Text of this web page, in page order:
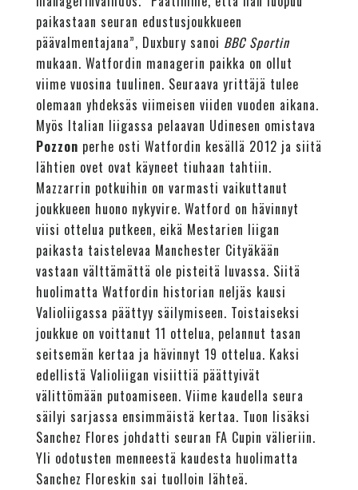
paikastaan seuran edustusjoukkueen
päävalmentajana”, Duxbury sanoi BBC Sportin
mukaan. Watfordin managerin paikka on ollut
viime vuosina tuulinen. Seuraava yrittäjä tulee
olemaan yhdeksäs viimeisen viiden vuoden aikana.
Myös Italian liigassa pelaavan Udinesen omistava
Pozzon perhe osti Watfordin kesällä 2012 ja siitä
lähtien ovet ovat käyneet tiuhaan tahtiin.
Mazzarrin potkuihin on varmasti vaikuttanut
joukkueen huono nykyvire. Watford on hävinnyt
viisi ottelua putkeen, eikä Mestarien liigan
paikasta taistelevaa Manchester Cityäkään
vastaan välttämättä ole pisteitä luvassa. Siitä
huolimatta Watfordin historian neljäs kausi
Valioliigassa päättyy säilymiseen. Toistaiseksi
joukkue on voittanut 11 ottelua, pelannut tasan
seitsemän kertaa ja hävinnyt 19 ottelua. Kaksi
edellistä Valioliigan visiittiä päättyivät
välittömään putoamiseen. Viime kaudella seura
säilyi sarjassa ensimmäistä kertaa. Tuon lisäksi
Sanchez Flores johdatti seuran FA Cupin välieriin.
Yli odotusten menneestä kaudesta huolimatta
Sanchez Floreskin sai tuolloin lähteä.